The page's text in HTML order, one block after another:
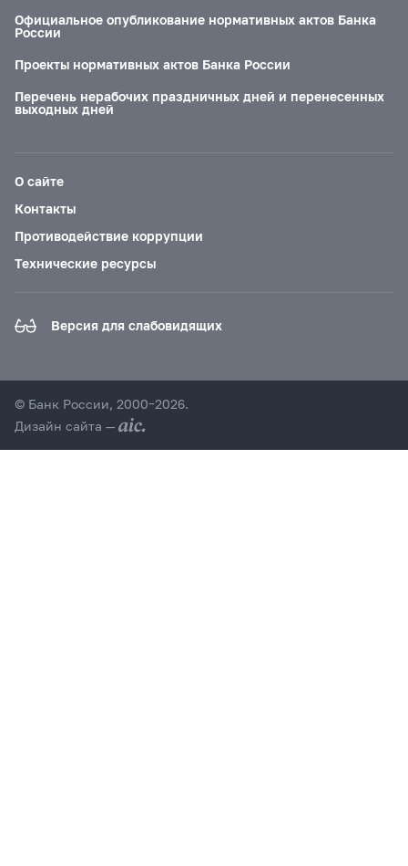
Официальное опубликование нормативных актов Банка
России
Проекты нормативных актов Банка России
Перечень нерабочих праздничных дней и перенесенных
выходных дней
О сайте
Контакты
Противодействие коррупции
Технические ресурсы
Версия для слабовидящих
© Банк России, 2000–2026.
Дизайн сайта —